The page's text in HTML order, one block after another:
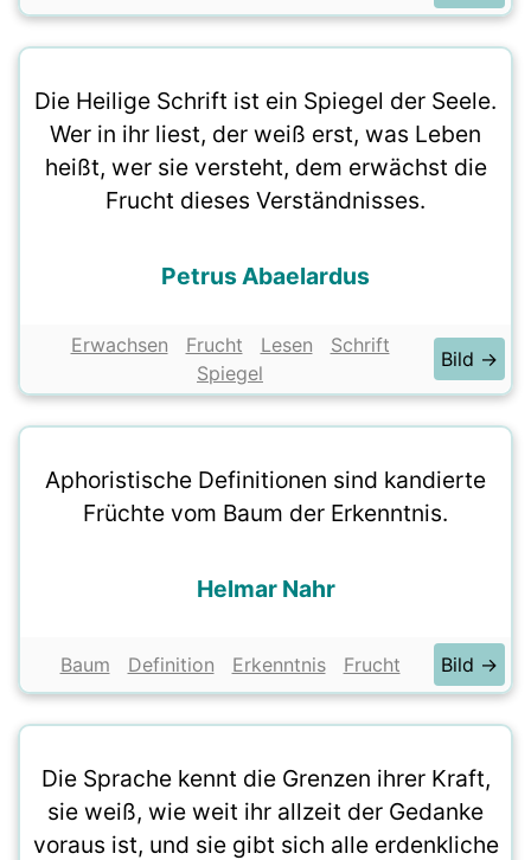
Die Heilige Schrift ist ein Spiegel der Seele.
Wer in ihr liest, der weiß erst, was Leben
heißt, wer sie versteht, dem erwächst die
Frucht dieses Verständnisses.
Petrus Abaelardus
Erwachsen Frucht Lesen
Schrift
Spiegel
Bild →
Aphoristische Definitionen sind kandierte
Früchte vom Baum der Erkenntnis.
Helmar Nahr
Baum Definition Erkenntnis Frucht Bild →
Die Sprache kennt die Grenzen ihrer Kraft,
sie weiß, wie weit ihr allzeit der Gedanke
voraus ist, und sie gibt sich alle erdenkliche